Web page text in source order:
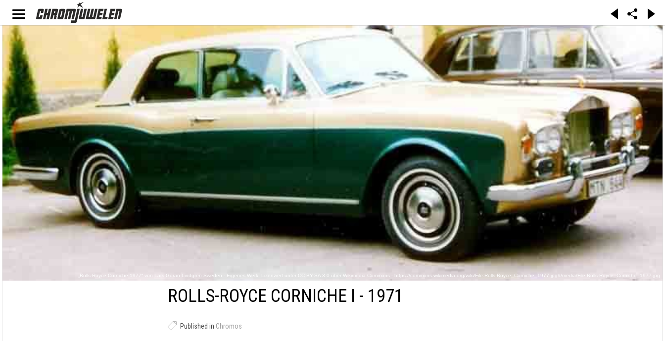
„Rolls-Royce Corniche 1977“ von Lars-Göran Lindgren Sweden - Eigenes Werk. Lizenziert unter CC BY-SA 3.0 über Wikimedia Commons - https://commons.wikimedia.org/wiki/File:Rolls-Royce_Corniche_1977.jpg#/media/File:Rolls-Royce_Corniche_1977.jpg
ROLLS-ROYCE CORNICHE I - 1971
Published in Chromos